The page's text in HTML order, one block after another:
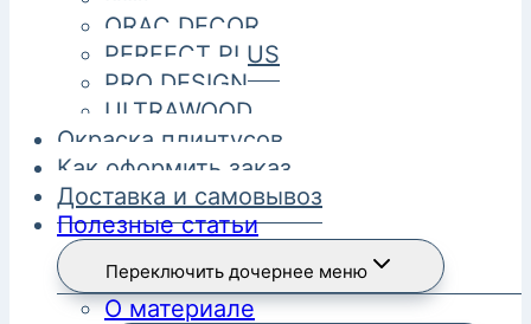
ORAC DECOR
PERFECT PLUS
PRO DESIGN
ULTRAWOOD
Окраска плинтусов
Как оформить заказ
Доставка и самовывоз
Полезные статьи
Переключить дочернее меню
О материале